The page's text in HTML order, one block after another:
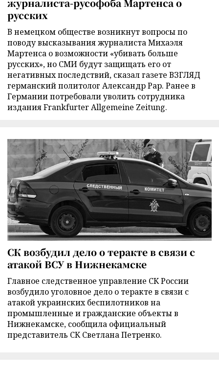
журналиста-русофоба Мартенса о
русских
В немецком обществе возникнут вопросы по
поводу высказывания журналиста Михаэля
Мартенса о возможности «убивать больше
русских», но СМИ будут защищать его от
негативных последствий, сказал газете ВЗГЛЯД
германский политолог Александр Рар. Ранее в
Германии потребовали уволить сотрудника
издания Frankfurter Allgemeine Zeitung.
СК возбудил дело о теракте в связи с
атакой ВСУ в Нижнекамске
Главное следственное управление СК России
возбудило уголовное дело о теракте в связи с
атакой украинских беспилотников на
промышленные и гражданские объекты в
Нижнекамске, сообщила официальный
представитель СК Светлана Петренко.